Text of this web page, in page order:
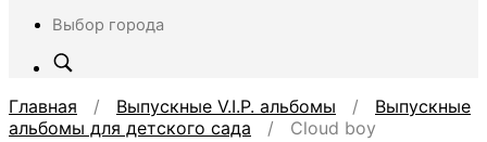
Выбор города
Главная / Выпускные V.I.P. альбомы / Выпускные
альбомы для детского сада / Cloud boy